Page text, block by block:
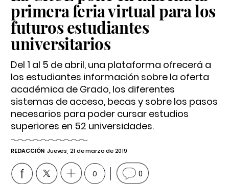
primera feria virtual para los
futuros estudiantes
universitarios
Del 1 al 5 de abril, una plataforma ofrecerá a
los estudiantes información sobre la oferta
académica de Grado, los diferentes
sistemas de acceso, becas y sobre los pasos
necesarios para poder cursar estudios
superiores en 52 universidades.
REDACCIÓN Jueves, 21 de marzo de 2019
0 0